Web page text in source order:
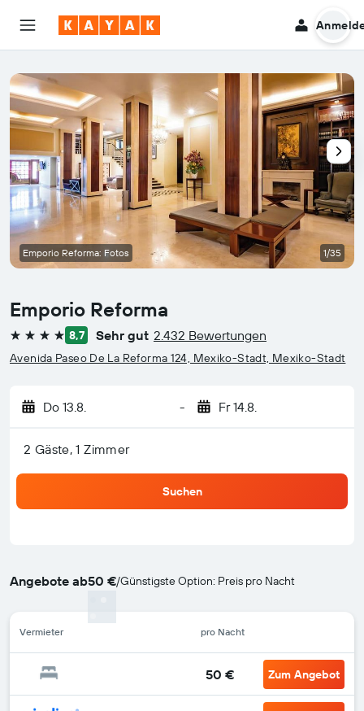
Emporio Reforma
4 Sterne 8,7 Sehr gut 2.432 Bewertungen
Avenida Paseo De La Reforma 124, Mexiko-Stadt, Mexiko-Stadt
Do 13.8. - Fr 14.8.
2 Gäste, 1 Zimmer
Suchen
Angebote ab50 €/Günstigste Option: Preis pro Nacht
Vermieter pro Nacht
50 € Zum Angebot
Emporio Reforma: Fotos 1/35